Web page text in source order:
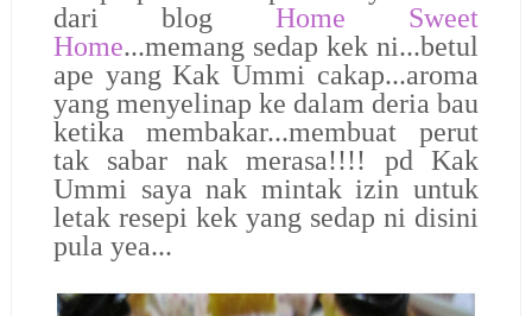
dari blogHome Sweet
Home...memang sedap kek ni...betul
ape yang Kak Ummi cakap...aroma
yang menyelinap ke dalam deria bau
ketika membakar...membuat perut
tak sabar nak merasa!!!! pd Kak
Ummi saya nak mintak izin untuk
letak resepi kek yang sedap ni disini
pula yea...